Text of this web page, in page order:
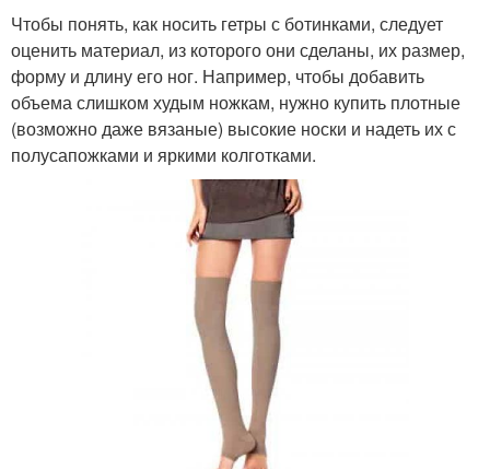
Чтобы понять, как носить гетры с ботинками, следует
оценить материал, из которого они сделаны, их размер,
форму и длину его ног. Например, чтобы добавить
объема слишком худым ножкам, нужно купить плотные
(возможно даже вязаные) высокие носки и надеть их с
полусапожками и яркими колготками.